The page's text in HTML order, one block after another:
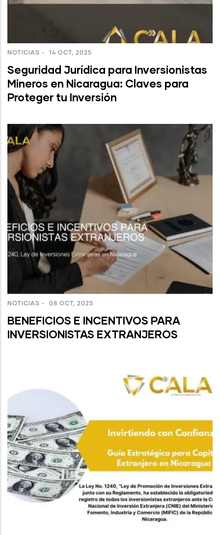
NOTICIAS - 14 OCT, 2025
Seguridad Jurídica para Inversionistas
Mineros en Nicaragua: Claves para
Proteger tu Inversión
NOTICIAS - 08 OCT, 2025
BENEFICIOS E INCENTIVOS PARA
INVERSIONISTAS EXTRANJEROS